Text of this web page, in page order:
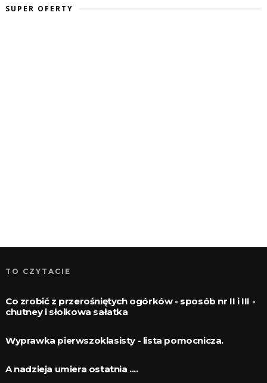
SUPER OFERTY
TO CZYTACIE
Co zrobić z przerośniętych ogórków - sposób nr II i III -
chutney i słoikowa sałatka
Wyprawka pierwszoklasisty - lista pomocnicza.
A nadzieja umiera ostatnia ....